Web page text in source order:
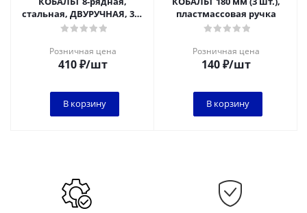
стальная, ДВУРУЧНАЯ, 305
мм, пластиковая
Розничная цена
410₽/шт
В корзину
пластмассовая ручка
Розничная цена
140₽/шт
В корзину